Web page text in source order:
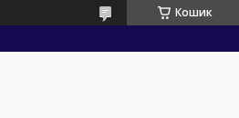
Кошик